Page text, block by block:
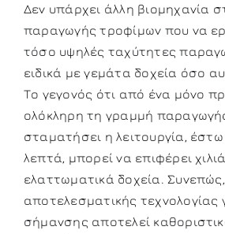
Δεν υπάρχει άλλη βιομηχανία
παραγωγής τροφίμων που να
τόσο υψηλές ταχύτητες
ειδικά με γεμάτα δοχεία όσο
Το γεγονός ότι από ένα μόνο
ολόκληρη τη γραμμή
σταματήσει η λειτουργία, έστω
λεπτά, μπορεί να επιφέρει
ελαττωματικά δοχεία.
αποτελεσματικής τεχνολογίας
σήμανσης αποτελεί